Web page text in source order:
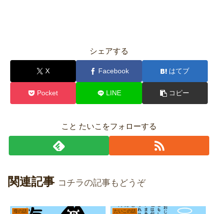
シェアする
X Facebook はてブ
Pocket LINE コピー
こと たいこをフォローする
関連記事 コチラの記事もどうぞ
母の話 たいこの話